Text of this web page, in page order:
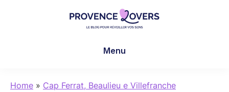
sensi
Menu
Home » Cap Ferrat, Beaulieu e Villefranche